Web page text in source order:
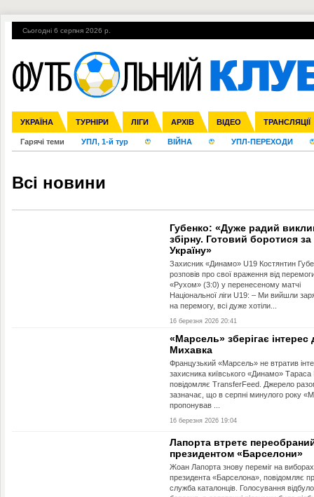
Сьогодні 6 серпня 2026 р.
УКРАЇНА ТУРНІРИ ЛІГИ АРХІВ ВІДЕО ТРАНСЛЯЦІЇ
Збірна Прем'єр-ліга Перша ліга Друга ліга Кубок України
Ліга чемпіонів Ліга Європи Міжнародні Ліга націй Ліга
Англія Іспанія Італія Німеччина Франція Інші
ЧС-2014 ЄВРО-2016 Росія Кубок конфедерацій ЧЄ-2015 (U-
Гарячі теми УПЛ, 1-й тур ВІЙНА УПЛ-ПЕРЕХОДИ
Всі новини
Губенко: «Дуже радий
збірну. Готовий боротися за
Україну»
Захисник «Динамо» U19 Костянтин
розповів про свої враження від
«Рухом» (3:0) у перенесеному матчі
Національної ліги U19: – Ми вийшли
на перемогу, всі дуже хотіли...
16 березня 2026 20:41
«Марсель» зберігає інтерес
Михавка
Французький «Марсель» не втратив
захисника київського «Динамо»
повідомляє TransferFeed. Джерело
зазначає, що в серпні минулого року
пропонував ...
16 березня 2026 19:04
Лапорта втретє
президентом «Барселони»
Жоан Лапорта знову переміг на виборах
президента «Барселона», повідомляє
служба каталонців. Голосування